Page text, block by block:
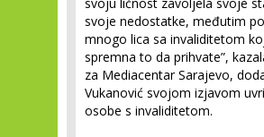
svoje nedostatke, međutim
mnogo lica sa invaliditetom
spremna to da prihvate”,
za Mediacentar Sarajevo,
Vukanović svojom izjavom
osobe s invaliditetom.